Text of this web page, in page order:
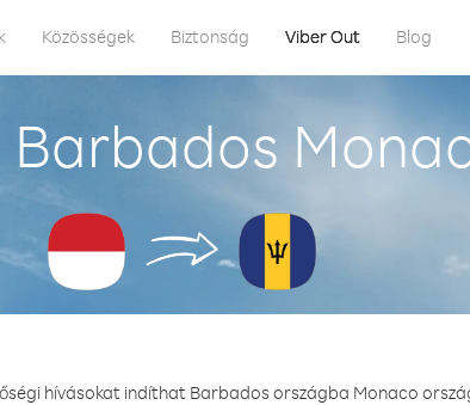
Közösségek Biztonság Viber Out Blog
hívásokat indíthat Barbados országba Monaco